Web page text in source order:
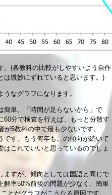
。(各教科の比較がしやすいよう自作
は微妙にずれていると思います。)
なグラフになります。
簡単。「時間が足らないから」で
60分で検査を行えば、もっと分散す
5教科の中で最も少ないです。
です。もう何年もこの傾向が続いて
これでいいと思っているのでしょ
ますが、傾向としては国語と同じで
解率50%前後の問題が少なく、簡単
とがグラフがこうなる原因です。